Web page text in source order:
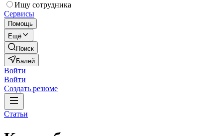
Ищу сотрудника
Сервисы
Помощь
Ещё
Поиск
Балей
Войти
Войти
Создать резюме
Статьи